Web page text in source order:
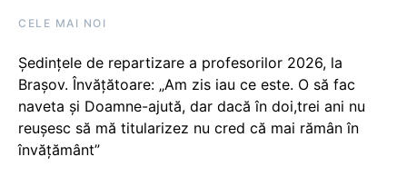
CELE MAI NOI
Ședințele de repartizare a profesorilor 2026, la
Brașov. Învățătoare: „Am zis iau ce este. O să fac
naveta și Doamne-ajută, dar dacă în doi,trei ani nu
reușesc să mă titularizez nu cred că mai rămân în
învățământ”